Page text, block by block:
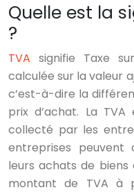
Quelle est la
?
TVAsignifie Taxe
calculée sur la valeur
c’est-à-dire la
prix d’achat. La
collecté par les
entreprises peuvent
leurs achats de
montant de TVA à